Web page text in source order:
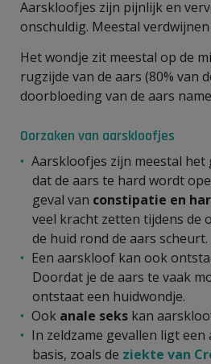
Aarskloofjes zijn pijnlijk en
onschuldig. Meestal
Het wondje zit meestal op de
rugzijde van de aars (80% van
doorbloeding van de aars
Oorzaken van aarskloofjes
Aarskloofjes zijn meestal
dat de aars te hard wordt
geval van constipatie en
veel kracht zetten tijdens de
de huid rond de aars scheurt.
Een aarskloof kan ook
Doordat je de aars te vaak
ontstaat een huidwondje.
Ook anale seks kan
In zeldzame gevallen ligt een
basis, zoals de ziekte van